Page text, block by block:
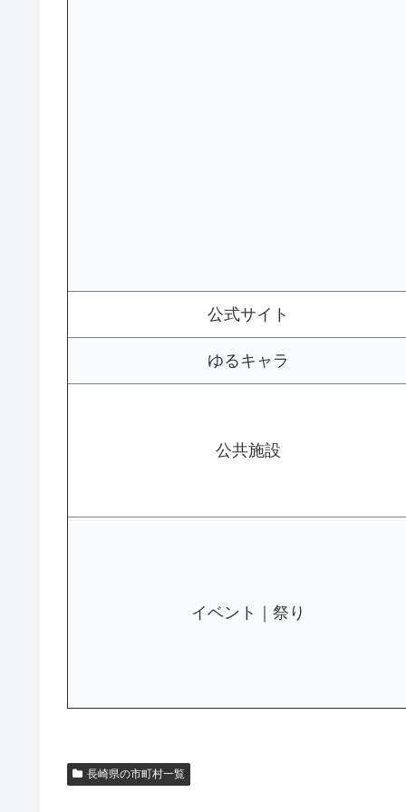
公式サイト
ゆるキャラ
公共施設
イベント｜祭り
長崎県の市町村一覧